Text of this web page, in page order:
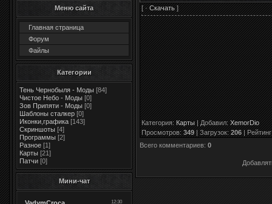
Меню сайта
Главная страница
Форум
Файлы
Категории
Тень Чернобыля - Моды [84]
Чистое Небо - Моды [0]
Зов Припяти - Моды [0]
Шаблоны сталкер [0]
Иконки,графика [143]
Скриншоты [4]
Программы [2]
Разное [1]
Карты [21]
Патчи [0]
Мини-чат
[ ·Скачать]
Категория:Карты|Добавил:XemorDio
Просмотров:349|Загрузок:206|Рейтинг
Всего комментариев: 0